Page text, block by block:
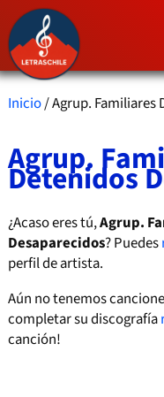
Inicio/ Agrup. Familiares
Agrup.
Detenidos
¿Acaso eres tú,Agrup.
Desaparecidos? Puedes
perfil de artista.
Aún no tenemos
completar su discografía
canción!